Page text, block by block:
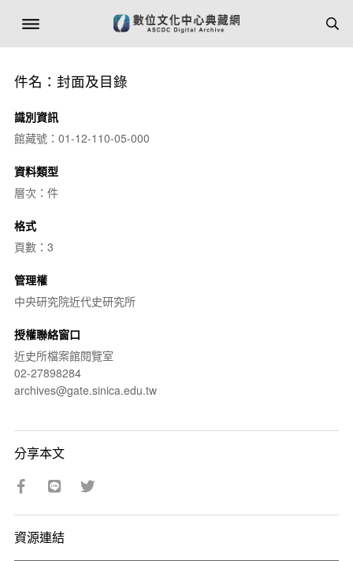
件名：封面及目錄
識別資訊
館藏號：01-12-110-05-000
資料類型
層次：件
格式
頁數：3
管理權
中央研究院近代史研究所
授權聯絡窗口
近史所檔案館閱覽室
02-27898284
archives@gate.sinica.edu.tw
分享本文
資源連結